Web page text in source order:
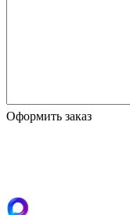
Оформить заказ